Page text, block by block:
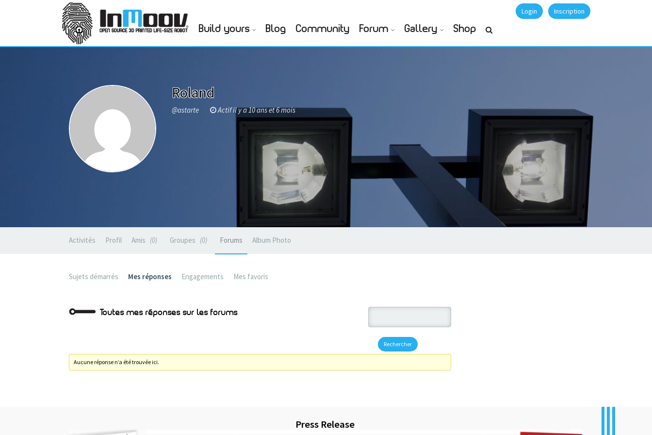
Login Inscription
Build yours Blog Community Forum Gallery Shop
Roland
@astarte Actif il y a 10 ans et 6 mois
Activités Profil Amis 0 Groupes 0 Forums Album Photo
Sujets démarrés Mes réponses Engagements Mes favoris
Toutes mes réponses sur les forums
Aucune réponse n’a été trouvée ici.
Press Release